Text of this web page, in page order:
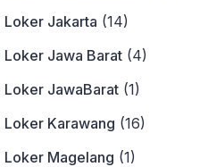
Loker Jakarta (14)
Loker Jawa Barat (4)
Loker JawaBarat (1)
Loker Karawang (16)
Loker Magelang (1)